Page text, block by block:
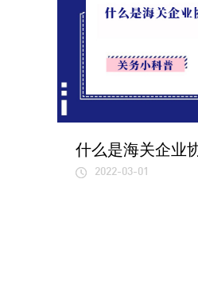
什么是海关企业
2022-03-01